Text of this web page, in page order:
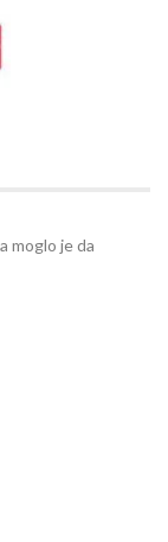
moglo je da